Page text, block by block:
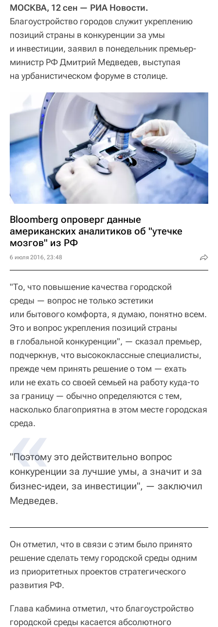
МОСКВА, 12 сен — РИА Новости.
Благоустройство городов служит укреплению
позиций страны в конкуренции за умы
и инвестиции, заявил в понедельник премьер-
министр РФ Дмитрий Медведев, выступая
на урбанистическом форуме в столице.
Bloomberg опроверг данные
американских аналитиков об "утечке
мозгов" из РФ
6 июля 2016, 23:48
"То, что повышение качества городской
среды — вопрос не только эстетики
или бытового комфорта, я думаю, понятно всем.
Это и вопрос укрепления позиций страны
в глобальной конкуренции", — сказал премьер,
подчеркнув, что высококлассные специалисты,
прежде чем принять решение о том — ехать
или не ехать со своей семьей на работу куда-то
за границу — обычно определяются с тем,
насколько благоприятна в этом месте городская
среда.
"Поэтому это действительно вопрос
конкуренции за лучшие умы, а значит и за
бизнес-идеи, за инвестиции", — заключил
Медведев.
Он отметил, что в связи с этим было принято
решение сделать тему городской среды одним
из приоритетных проектов стратегического
развития РФ.
Глава кабмина отметил, что благоустройство
городской среды касается абсолютного